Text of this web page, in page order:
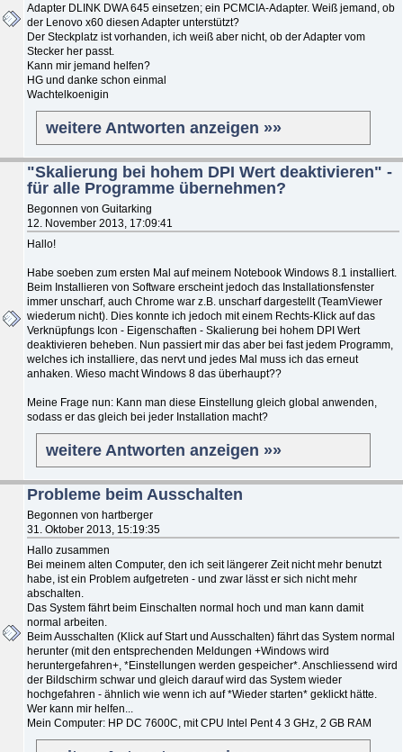
Adapter DLINK DWA 645 einsetzen; ein PCMCIA-Adapter. Weiß jemand, ob
der Lenovo x60 diesen Adapter unterstützt?
Der Steckplatz ist vorhanden, ich weiß aber nicht, ob der Adapter vom
Stecker her passt.
Kann mir jemand helfen?
HG und danke schon einmal
Wachtelkoenigin
weitere Antworten anzeigen »»
"Skalierung bei hohem DPI Wert deaktivieren" -
für alle Programme übernehmen?
Begonnen von Guitarking
12. November 2013, 17:09:41
Hallo!
Habe soeben zum ersten Mal auf meinem Notebook Windows 8.1 installiert.
Beim Installieren von Software erscheint jedoch das Installationsfenster
immer unscharf, auch Chrome war z.B. unscharf dargestellt (TeamViewer
wiederum nicht). Dies konnte ich jedoch mit einem Rechts-Klick auf das
Verknüpfungs Icon - Eigenschaften - Skalierung bei hohem DPI Wert
deaktivieren beheben. Nun passiert mir das aber bei fast jedem Programm,
welches ich installiere, das nervt und jedes Mal muss ich das erneut
anhaken. Wieso macht Windows 8 das überhaupt??
Meine Frage nun: Kann man diese Einstellung gleich global anwenden,
sodass er das gleich bei jeder Installation macht?
weitere Antworten anzeigen »»
Probleme beim Ausschalten
Begonnen von hartberger
31. Oktober 2013, 15:19:35
Hallo zusammen
Bei meinem alten Computer, den ich seit längerer Zeit nicht mehr benutzt
habe, ist ein Problem aufgetreten - und zwar lässt er sich nicht mehr
abschalten.
Das System fährt beim Einschalten normal hoch und man kann damit
normal arbeiten.
Beim Ausschalten (Klick auf Start und Ausschalten) fährt das System normal
herunter (mit den entsprechenden Meldungen +Windows wird
heruntergefahren+, *Einstellungen werden gespeicher*. Anschliessend wird
der Bildschirm schwar und gleich darauf wird das System wieder
hochgefahren - ähnlich wie wenn ich auf *Wieder starten* geklickt hätte.
Wer kann mir helfen...
Mein Computer: HP DC 7600C, mit CPU Intel Pent 4 3 GHz, 2 GB RAM